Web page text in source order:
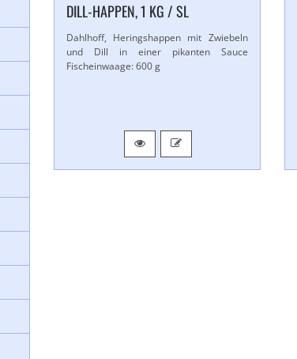
DILL-​HAPPEN, 1 KG / SL
Dahlhoff, Heringshappen mit Zwiebeln
und Dill in einer pikanten Sauce
Fischeinwaage: 600 g